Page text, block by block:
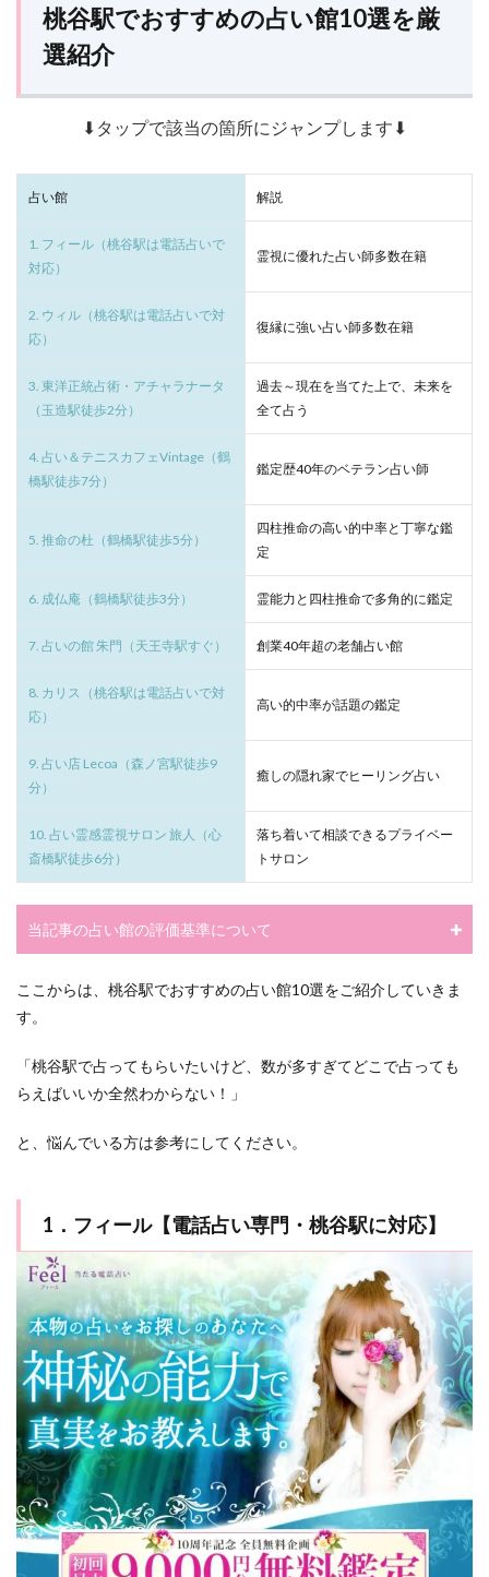
桃谷駅でおすすめの占い館10選を厳
選紹介
⬇タップで該当の箇所にジャンプします⬇
占い館 解説
1. フィール（桃谷駅は電話占いで
対応）
霊視に優れた占い師多数在籍
2. ウィル（桃谷駅は電話占いで対
応）
復縁に強い占い師多数在籍
3. 東洋正統占術・アチャラナータ
（玉造駅徒歩2分）
過去～現在を当てた上で、未来を
全て占う
4. 占い＆テニスカフェVintage（鶴
橋駅徒歩7分）
鑑定歴40年のベテラン占い師
5. 推命の杜（鶴橋駅徒歩5分）
四柱推命の高い的中率と丁寧な鑑
定
6. 成仏庵（鶴橋駅徒歩3分） 霊能力と四柱推命で多角的に鑑定
7. 占いの館 朱門（天王寺駅すぐ） 創業40年超の老舗占い館
8. カリス（桃谷駅は電話占いで対
応）
高い的中率が話題の鑑定
9. 占い店 Lecoa（森ノ宮駅徒歩9
分）
癒しの隠れ家でヒーリング占い
10. 占い霊感霊視サロン 旅人（心
斎橋駅徒歩6分）
落ち着いて相談できるプライベー
トサロン
当記事の占い館の評価基準について
ここからは、桃谷駅でおすすめの占い館10選をご紹介していきま
す。
「桃谷駅で占ってもらいたいけど、数が多すぎてどこで占っても
らえばいいか全然わからない！」
と、悩んでいる方は参考にしてください。
1．フィール【電話占い専門・桃谷駅に対応】